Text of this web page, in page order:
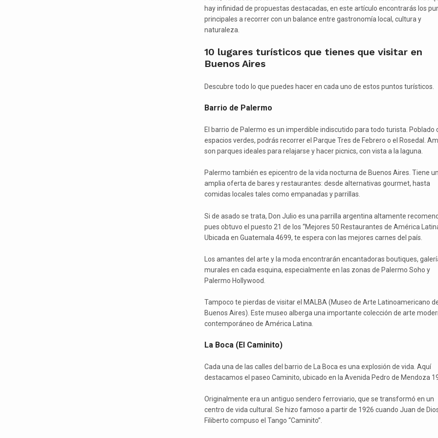
hay infinidad de propuestas destacadas, en este artículo encontrarás los
principales a recorrer con un balance entre gastronomía local, cultura y
naturaleza.
10 lugares turísticos que tienes que visitar en
Buenos Aires
Descubre todo lo que puedes hacer en cada uno de estos puntos turísticos.
Barrio de Palermo
El barrio de Palermo es un imperdible indiscutido para todo turista. Poblado
espacios verdes, podrás recorrer el Parque Tres de Febrero o el Rosedal.
son parques ideales para relajarse y hacer picnics, con vista a la laguna.
Palermo también es epicentro de la vida nocturna de Buenos Aires. Tiene
amplia oferta de bares y restaurantes: desde alternativas gourmet, hasta
comidas locales tales como empanadas y parrillas.
Si de asado se trata, Don Julio es una parrilla argentina altamente
pues obtuvo el puesto 21 de los “Mejores 50 Restaurantes de América
Ubicada en Guatemala 4699, te espera con las mejores carnes del país.
Los amantes del arte y la moda encontrarán encantadoras boutiques,
murales en cada esquina, especialmente en las zonas de Palermo Soho y
Palermo Hollywood.
Tampoco te pierdas de visitar el MALBA (Museo de Arte Latinoamericano
Buenos Aires). Este museo alberga una importante colección de arte
contemporáneo de América Latina.
La Boca (El Caminito)
Cada una de las calles del barrio de La Boca es una explosión de vida. Aquí
destacamos el paseo Caminito, ubicado en la Avenida Pedro de Mendoza
Originalmente era un antiguo sendero ferroviario, que se transformó en un
centro de vida cultural. Se hizo famoso a partir de 1926 cuando Juan de
Filiberto compuso el Tango “Caminito”.